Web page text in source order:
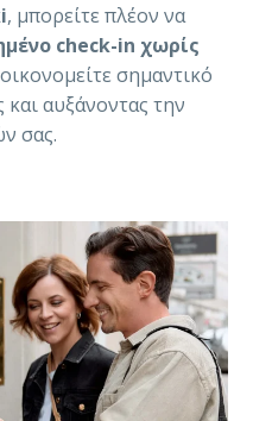
, μπορείτε πλέον να
check-in χωρίς
σημαντικό
αυξάνοντας την
σας.